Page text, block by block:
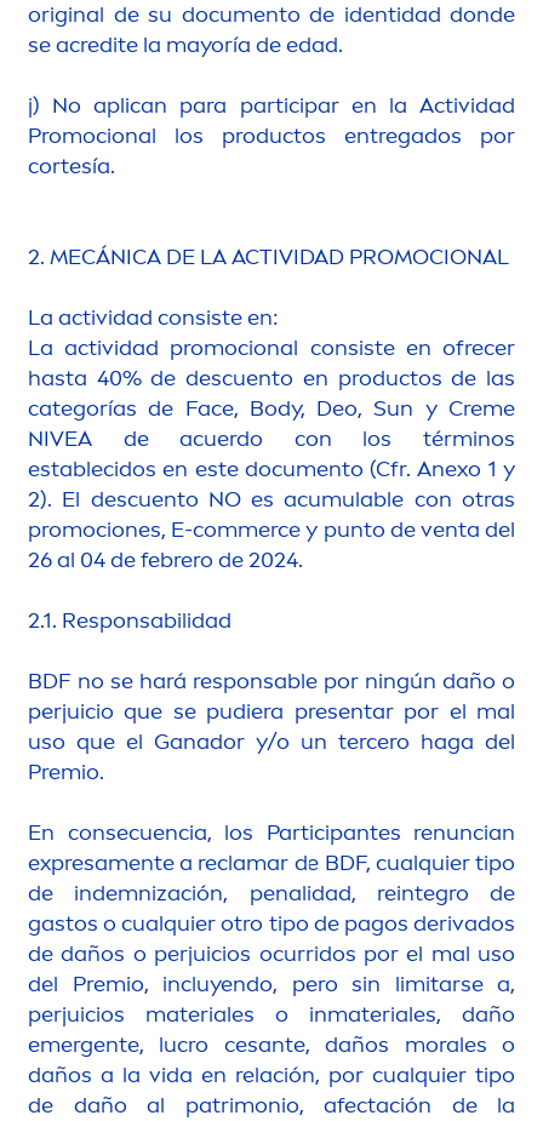
original de su documento de identidad donde
se acredite la mayoría de edad.
j) No aplican para participar en la Actividad
Promocional los productos entregados por
cortesía.
2. MECÁNICA DE LA ACTIVIDAD PROMOCIONAL
La actividad consiste en:
La actividad promocional consiste en ofrecer
hasta 40% de descuento en productos de las
categorías de Face, Body, Deo,Sun y Creme
NIVEA de acuerdo con los términos
establecidos en este documento (Cfr. Anexo 1 y
2). El descuento NO es acumulable con otras
promociones, E-commerce y punto de venta del
26 al 04 de febrero de 2024.
2.1. Responsabilidad
BDF no se hará responsable por ningún daño o
perjuicio que se pudiera presentar por el mal
uso que el Ganador y/o un tercero haga del
Premio.
En consecuencia, los Participantes renuncian
expresamente a reclamar de BDF, cualquier tipo
de indemnización, penalidad, reintegro de
gastos o cualquier otro tipo de pagos derivados
de daños o perjuicios ocurridos por el mal uso
del Premio, incluyendo, pero sin limitarse a,
perjuicios materiales o inmateriales, daño
emergente, lucro cesante, daños morales o
daños a la vida en relación, por cualquier tipo
de daño al patrimonio, afectación de la